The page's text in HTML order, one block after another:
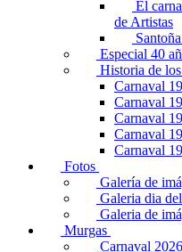
El
de Artistas
Especial 40
Historia de
Carnaval
Carnaval
Carnaval
Carnaval
Carnaval
Fotos
Galería de
Galeria dia
Galeria de
Murgas
Carnaval 2026